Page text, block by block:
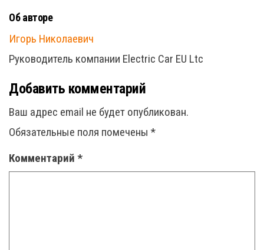
Об авторе
Игорь Николаевич
Руководитель компании Electric Car EU Ltc
Добавить комментарий
Ваш адрес email не будет опубликован.
Обязательные поля помечены *
Комментарий *